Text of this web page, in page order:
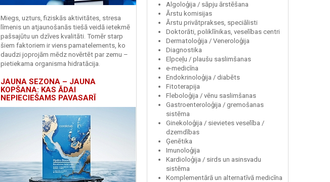
Miegs, uzturs, fiziskās aktivitātes, stresa
līmenis un atjaunošanās tiešā veidā ietekmē
pašsajūtu un dzīves kvalitāti. Tomēr starp
šiem faktoriem ir viens pamatelements, ko
daudzi joprojām mēdz novērtēt par zemu –
pietiekama organisma hidratācija.
JAUNA SEZONA – JAUNA
KOPŠANA: KAS ĀDAI
NEPIECIEŠAMS PAVASARĪ
Algoloģija / sāpju ārstēšana
Ārstu komisijas
Ārstu privātprakses, speciālisti
Doktorāti, poliklīnikas, veselības centri
Dermatoloģija / Veneroloģija
Diagnostika
Elpceļu / plaušu saslimšanas
e-medicīna
Endokrinoloģija / diabēts
Fitoterapija
Fleboloģija / vēnu saslimšanas
Gastroenteroloģija / gremošanas
sistēma
Ginekoloģija / sievietes veselība /
dzemdības
Ģenētika
Imunoloģija
Kardioloģija / sirds un asinsvadu
sistēma
Komplementārā un alternatīvā medicīna